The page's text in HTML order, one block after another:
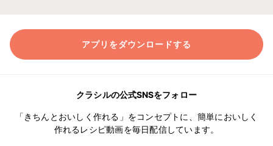
アプリをダウンロードする
クラシルの公式SNSをフォロー
「きちんとおいしく作れる」をコンセプトに、簡単においしく
作れるレシピ動画を毎日配信しています。